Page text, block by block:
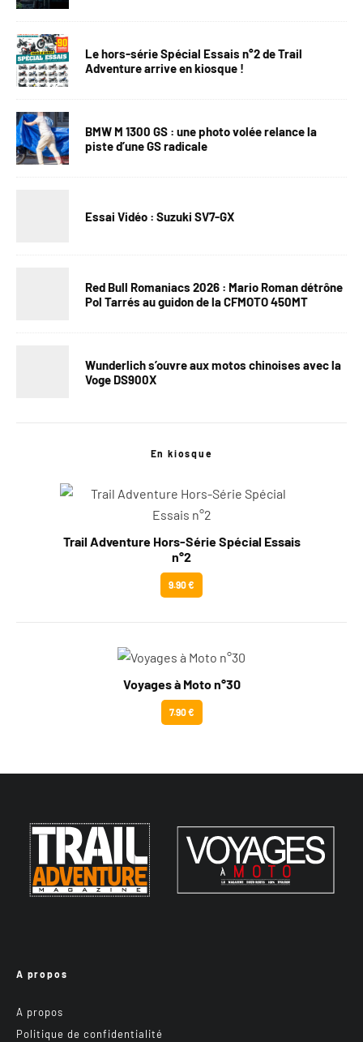
Le hors-série Spécial Essais n°2 de Trail
Adventure arrive en kiosque !
BMW M 1300 GS : une photo volée relance la
piste d’une GS radicale
Essai Vidéo : Suzuki SV7-GX
Red Bull Romaniacs 2026 : Mario Roman détrône
Pol Tarrés au guidon de la CFMOTO 450MT
Wunderlich s’ouvre aux motos chinoises avec la
Voge DS900X
En kiosque
Trail Adventure Hors-Série Spécial Essais
n°2
9.90 €
Voyages à Moto n°30
7.90 €
A propos
A propos
Politique de confidentialité